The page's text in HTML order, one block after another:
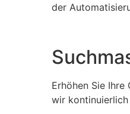
der
Erhöhen Sie
wir